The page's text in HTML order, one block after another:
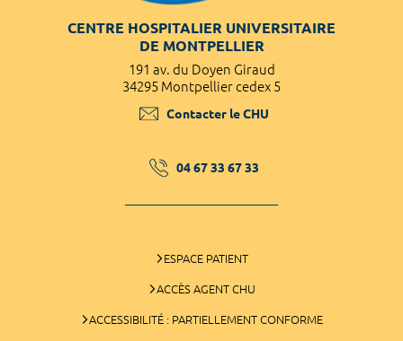
CENTRE HOSPITALIER UNIVERSITAIRE
DE MONTPELLIER
191 av. du Doyen Giraud
34295 Montpellier cedex 5
Contacter le CHU
04 67 33 67 33
ESPACE PATIENT
ACCÈS AGENT CHU
ACCESSIBILITÉ : PARTIELLEMENT CONFORME